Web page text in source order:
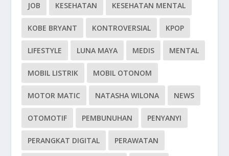
JOB KESEHATAN KESEHATAN MENTAL
KOBE BRYANT KONTROVERSIAL KPOP
LIFESTYLE LUNA MAYA MEDIS MENTAL
MOBIL LISTRIK MOBIL OTONOM
MOTOR MATIC NATASHA WILONA NEWS
OTOMOTIF PEMBUNUHAN PENYANYI
PERANGKAT DIGITAL PERAWATAN